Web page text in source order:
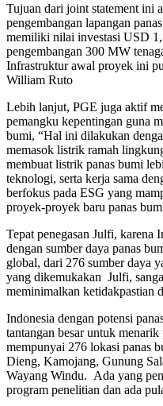
Tujuan dari joint statement ini
pengembangan lapangan
memiliki nilai investasi USD
pengembangan 300 MW
Infrastruktur awal proyek ini
William Ruto
Lebih lanjut, PGE juga aktif
pemangku kepentingan guna
bumi, “Hal ini dilakukan
memasok listrik ramah
membuat listrik panas bumi
teknologi, serta kerja sama
berfokus pada ESG yang
proyek-proyek baru panas
Tepat penegasan Julfi, karena
dengan sumber daya panas
global, dari 276 sumber daya
yang dikemukakan Julfi,
meminimalkan ketidakpastian
Indonesia dengan potensi
tantangan besar untuk
mempunyai 276 lokasi panas
Dieng, Kamojang, Gunung
Wayang Windu. Ada yang
program penelitian dan ada